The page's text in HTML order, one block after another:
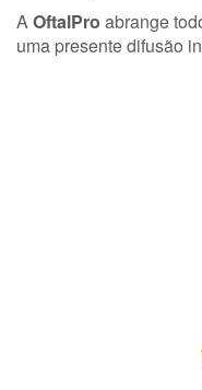
AOftalPro abrange
uma presente difusão